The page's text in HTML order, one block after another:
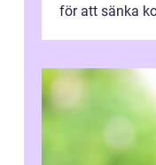
för att sänka